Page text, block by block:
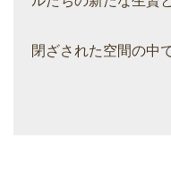
閉ざされた空間の中